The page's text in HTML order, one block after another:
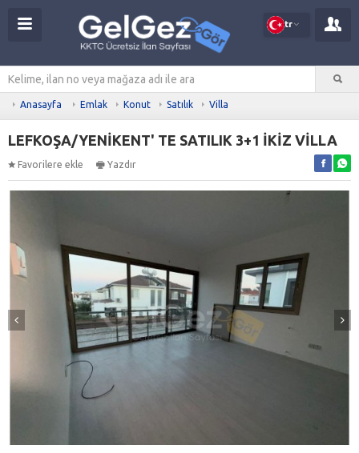
tr
Anasayfa Emlak Konut Satılık Villa
LEFKOŞA/YENİKENT' TE SATILIK 3+1 İKİZ VİLLA
Favorilere ekle Yazdır